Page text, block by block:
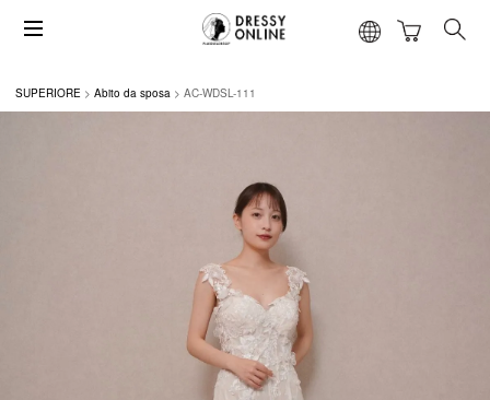
SUPERIORE Abito da sposa AC-WDSL-111